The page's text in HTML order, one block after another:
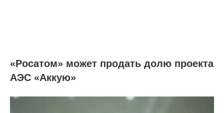
«Росатом» может продать долю проекта
АЭС «Аккую»